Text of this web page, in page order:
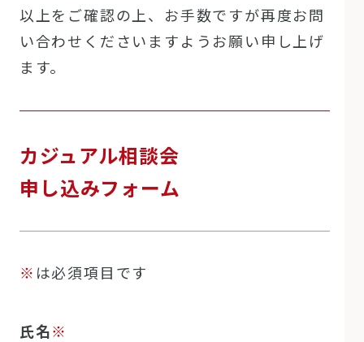
以上をご確認の上、お手数ですが再度お問
い合わせくださいますようお願い申し上げ
ます。
カジュアル相談会
申し込みフォーム
※ は必須項目です
氏名※